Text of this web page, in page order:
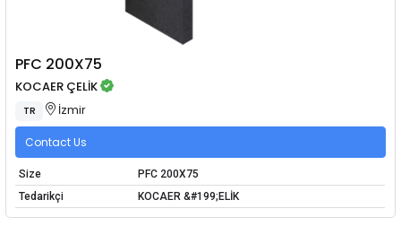
PFC 200X75
KOCAER ÇELİK
TR İzmir
Contact Us
Size
PFC 200X75
Tedarikçi
KOCAER &#199;ELİK